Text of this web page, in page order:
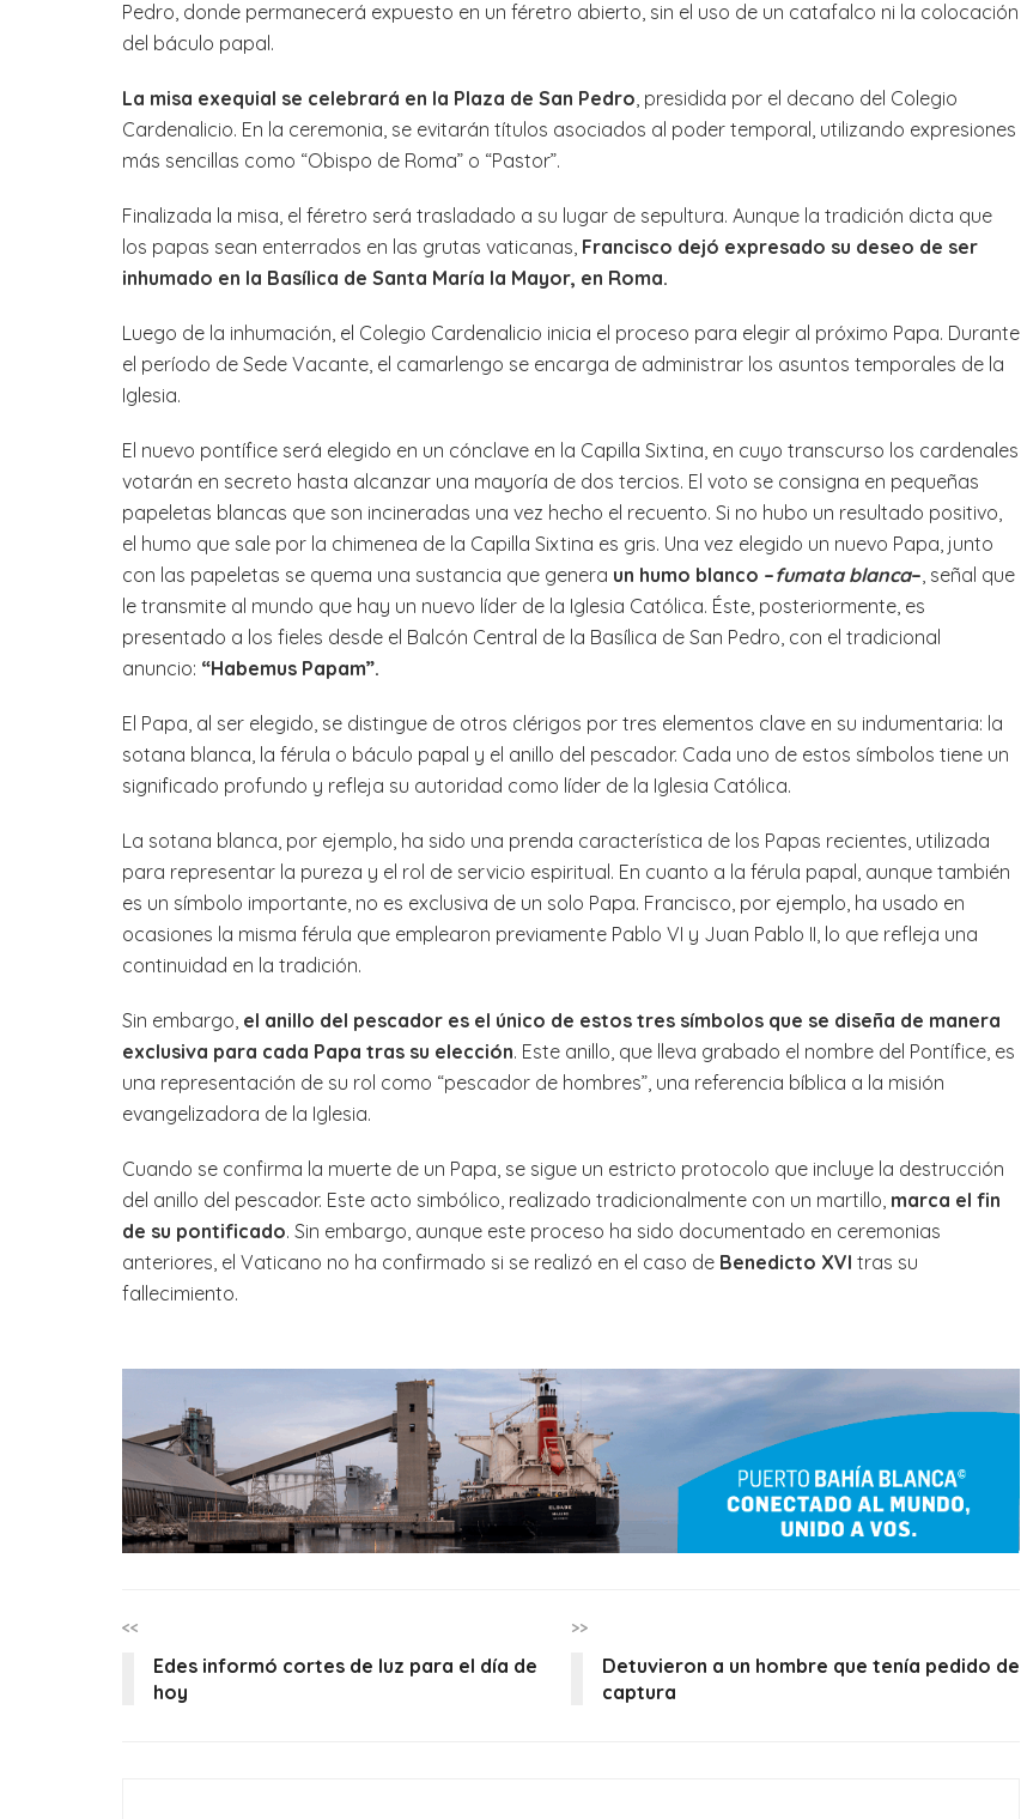
Pedro, donde permanecerá expuesto en un féretro abierto, sin el uso de un catafalco ni la colocación
del báculo papal.
La misa exequial se celebrará en la Plaza de San Pedro , presidida por el decano del Colegio
Cardenalicio. En la ceremonia, se evitarán títulos asociados al poder temporal, utilizando expresiones
más sencillas como “Obispo de Roma” o “Pastor”.
Finalizada la misa, el féretro será trasladado a su lugar de sepultura. Aunque la tradición dicta que
los papas sean enterrados en las grutas vaticanas, Francisco dejó expresado su deseo de ser
inhumado en la Basílica de Santa María la Mayor, en Roma.
Luego de la inhumación, el Colegio Cardenalicio inicia el proceso para elegir al próximo Papa. Durante
el período de Sede Vacante, el camarlengo se encarga de administrar los asuntos temporales de la
Iglesia.
El nuevo pontífice será elegido en un cónclave en la Capilla Sixtina, en cuyo transcurso los cardenales
votarán en secreto hasta alcanzar una mayoría de dos tercios. El voto se consigna en pequeñas
papeletas blancas que son incineradas una vez hecho el recuento. Si no hubo un resultado positivo,
el humo que sale por la chimenea de la Capilla Sixtina es gris. Una vez elegido un nuevo Papa, junto
con las papeletas se quema una sustancia que genera un humo blanco –fumata blanca– , señal que
le transmite al mundo que hay un nuevo líder de la Iglesia Católica. Éste, posteriormente, es
presentado a los fieles desde el Balcón Central de la Basílica de San Pedro, con el tradicional
anuncio: “Habemus Papam”.
El Papa, al ser elegido, se distingue de otros clérigos por tres elementos clave en su indumentaria: la
sotana blanca, la férula o báculo papal y el anillo del pescador. Cada uno de estos símbolos tiene un
significado profundo y refleja su autoridad como líder de la Iglesia Católica.
La sotana blanca, por ejemplo, ha sido una prenda característica de los Papas recientes, utilizada
para representar la pureza y el rol de servicio espiritual. En cuanto a la férula papal, aunque también
es un símbolo importante, no es exclusiva de un solo Papa. Francisco, por ejemplo, ha usado en
ocasiones la misma férula que emplearon previamente Pablo VI y Juan Pablo II, lo que refleja una
continuidad en la tradición.
Sin embargo, el anillo del pescador es el único de estos tres símbolos que se diseña de manera
exclusiva para cada Papa tras su elección. Este anillo, que lleva grabado el nombre del Pontífice, es
una representación de su rol como “pescador de hombres”, una referencia bíblica a la misión
evangelizadora de la Iglesia.
Cuando se confirma la muerte de un Papa, se sigue un estricto protocolo que incluye la destrucción
del anillo del pescador. Este acto simbólico, realizado tradicionalmente con un martillo, marca el fin
de su pontificado. Sin embargo, aunque este proceso ha sido documentado en ceremonias
anteriores, el Vaticano no ha confirmado si se realizó en el caso de Benedicto XVI tras su
fallecimiento.
<<
Edes informó cortes de luz para el día de
hoy
>>
Detuvieron a un hombre que tenía pedido de
captura